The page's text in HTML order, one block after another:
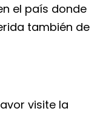
el país donde
también de
visite la